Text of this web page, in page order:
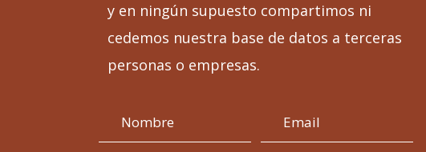
y en ningún supuesto compartimos ni
cedemos nuestra base de datos a terceras
personas o empresas.